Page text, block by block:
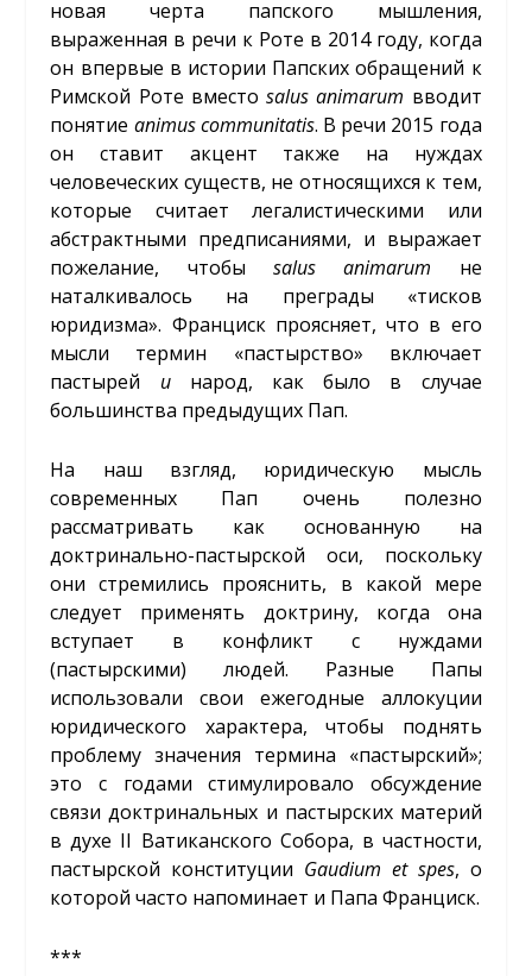
новая черта папского мышления,
выраженная в речи к Роте в 2014 году, когда
он впервые в истории Папских обращений к
Римской Роте вместоsalus animarum вводит
понятие animus communitatis. В речи 2015 года
он ставит акцент также на нуждах
человеческих существ, не относящихся к тем,
которые считает легалистическими или
абстрактными предписаниями, и выражает
пожелание, чтобы salus animarum не
наталкивалось на преграды «тисков
юридизма». Франциск проясняет, что в его
мысли термин «пастырство» включает
пастырей и народ, как было в случае
большинства предыдущих Пап.
На наш взгляд, юридическую мысль
современных Пап очень полезно
рассматривать как основанную на
доктринально-пастырской оси, поскольку
они стремились прояснить, в какой мере
следует применять доктрину, когда она
вступает в конфликт с нуждами
(пастырскими) людей. Разные Папы
использовали свои ежегодные аллокуции
юридического характера, чтобы поднять
проблему значения термина «пастырский»;
это с годами стимулировало обсуждение
связи доктринальных и пастырских материй
в духе II Ватиканского Собора, в частности,
пастырской конституции Gaudium et spes, о
которой часто напоминает и Папа Франциск.
***